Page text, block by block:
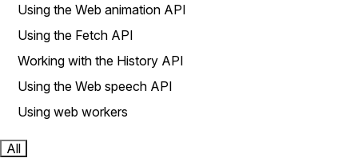
Using the Web animation API
Using the Fetch API
Working with the History API
Using the Web speech API
Using web workers
All